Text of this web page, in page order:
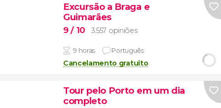
Excursão a Braga e
Guimarães
9/ 10 3.557 opiniões
9 horas Português
Cancelamento gratuito
Tour pelo Porto em um dia
completo